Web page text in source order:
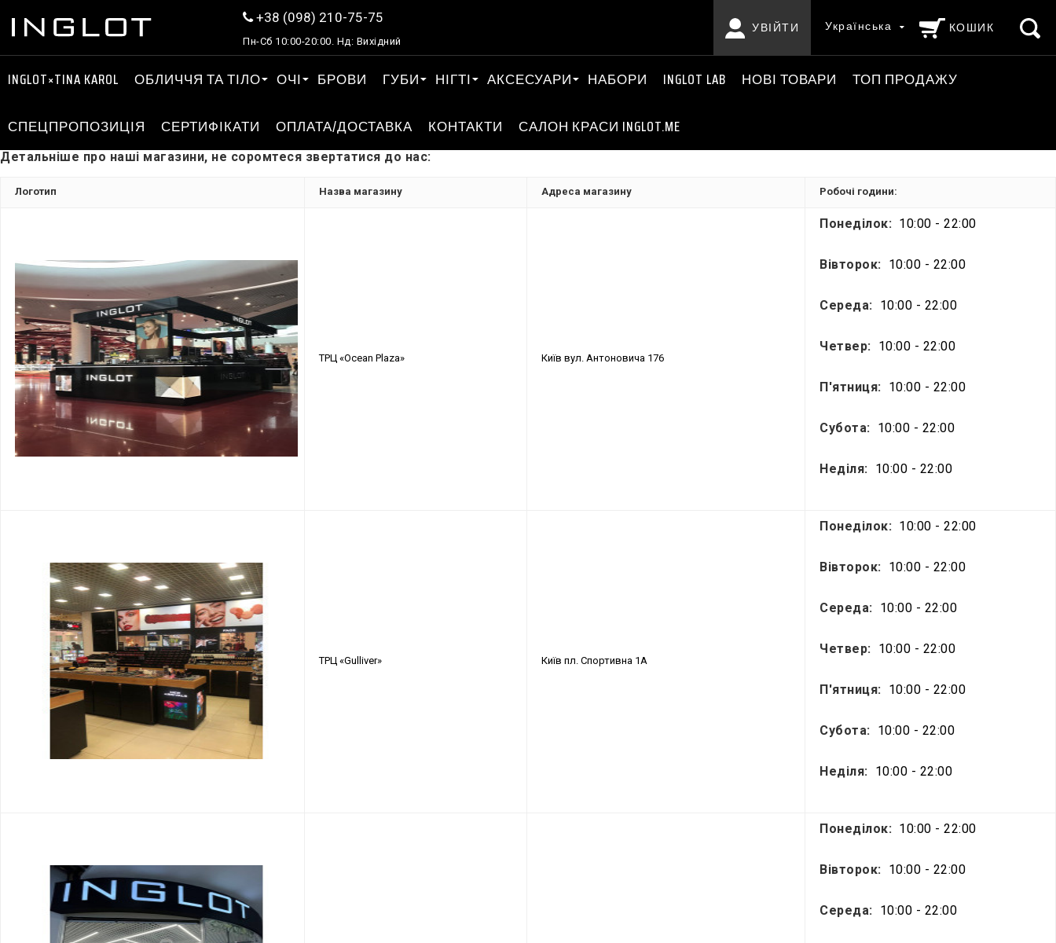
+38 (098) 210-75-75
Пн-Сб 10:00-20:00. Нд: Вихідний
УВІЙТИ Українська КОШИК
INGLOT×TINA KAROL ОБЛИЧЧЯ ТА ТІЛО ОЧІ БРОВИ ГУБИ НІГТІ АКСЕСУАРИ НАБОРИ INGLOT LAB НОВІ ТОВАРИ ТОП ПРОДАЖУ
СПЕЦПРОПОЗИЦІЯ СЕРТИФІКАТИ ОПЛАТА/ДОСТАВКА КОНТАКТИ САЛОН КРАСИ INGLOT.ME
Детальніше про наші магазини, не соромтеся звертатися до нас:
Логотип Назва магазину Адреса магазину Робочі години:
ТРЦ «Ocean Plaza» Київ вул. Антоновича 176
Понеділок: 10:00 - 22:00
Вівторок: 10:00 - 22:00
Середа: 10:00 - 22:00
Четвер: 10:00 - 22:00
П'ятниця: 10:00 - 22:00
Субота: 10:00 - 22:00
Неділя: 10:00 - 22:00
ТРЦ «Gulliver» Київ пл. Спортивна 1А
Понеділок: 10:00 - 22:00
Вівторок: 10:00 - 22:00
Середа: 10:00 - 22:00
Четвер: 10:00 - 22:00
П'ятниця: 10:00 - 22:00
Субота: 10:00 - 22:00
Неділя: 10:00 - 22:00
Понеділок: 10:00 - 22:00
Вівторок: 10:00 - 22:00
Середа: 10:00 - 22:00